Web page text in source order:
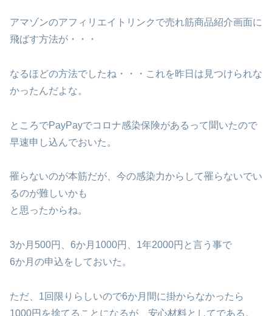
アマゾンのアフィリエイトリンクで売れ筋商品紹介画面に
飛ばす方法が・・・
なるほどの方法でしたね・・・これを昨日は見つけられな
かったんだよな。
ところでPayPayでコロナ感染保険があるって聞いたので
早速申し込んでおいた。
罹らないのが本筋だが、今の感染力からして罹らないでい
るのが難しいかも
と思ったからね。
3か月500円、6か月1000円、1年2000円と言う事で
6か月の申込をしておいた。
ただ、1回限りらしいので6か月間に掛からなかったら
1000円を捨てることになるが、安心材料としてである。